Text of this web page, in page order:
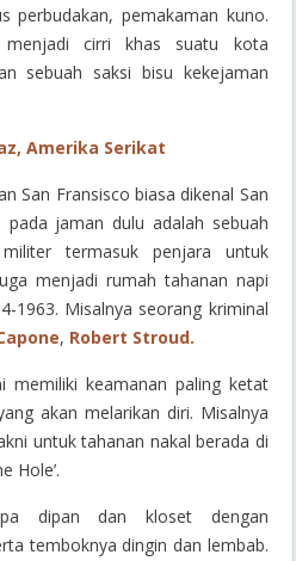
perbudakan, pemakaman kuno.
menjadi cirri khas suatu kota
sebuah saksi bisu kekejaman
Amerika Serikat
San Fransisco biasa dikenal San
jaman dulu adalah sebuah
termasuk penjara untuk
menjadi rumah tahanan napi
1963. Misalnya seorang kriminal
, Robert Stroud.
memiliki keamanan paling ketat
akan melarikan diri. Misalnya
untuk tahanan nakal berada di
Hole’.
dipan dan kloset dengan
temboknya dingin dan lembab.